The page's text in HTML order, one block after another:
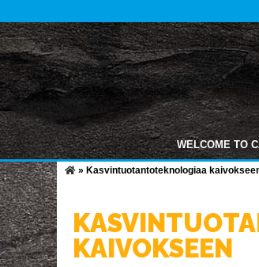
WELCOME TO
» Kasvintuotantoteknologiaa
KAIVOKSEEN